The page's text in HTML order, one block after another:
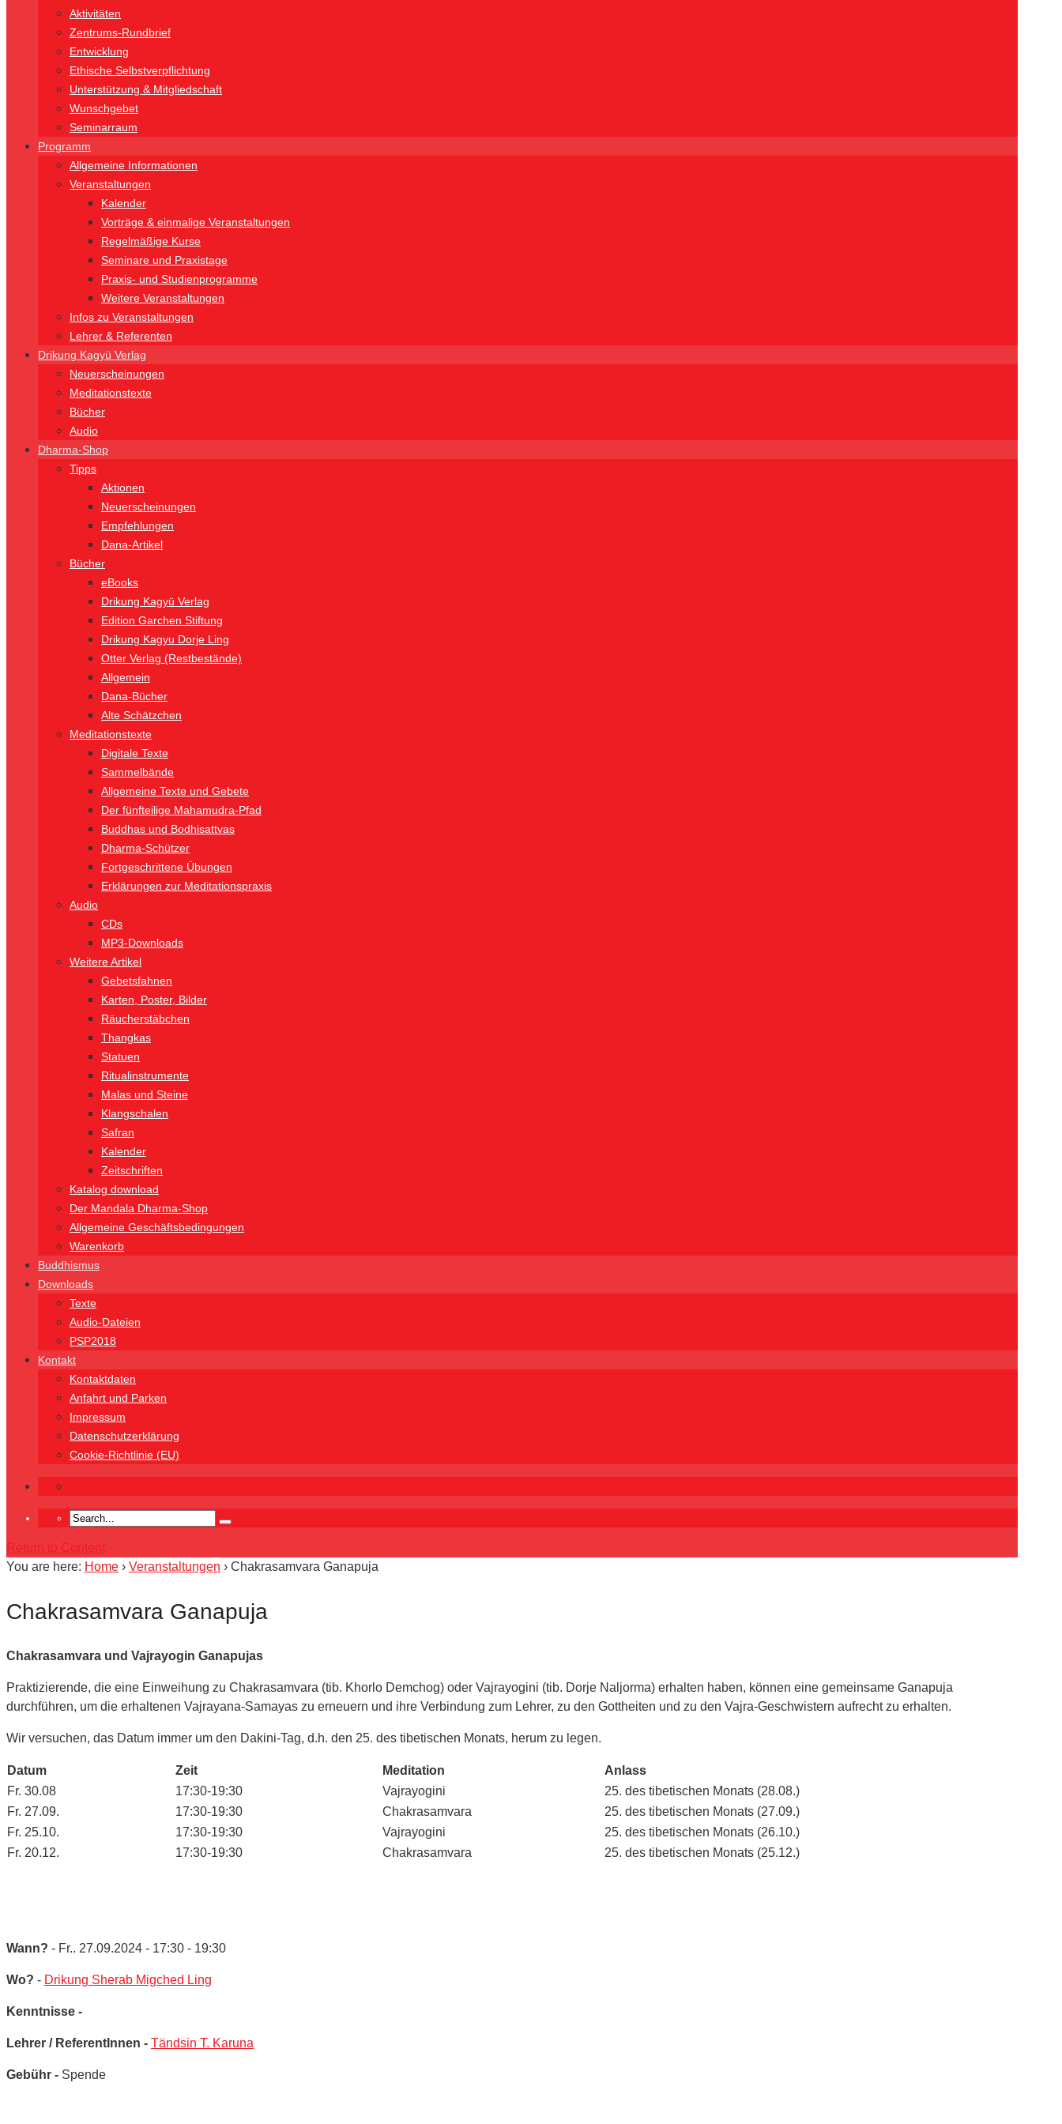
Aktivitäten
Zentrums-Rundbrief
Entwicklung
Ethische Selbstverpflichtung
Unterstützung & Mitgliedschaft
Wunschgebet
Seminarraum
Programm
Allgemeine Informationen
Veranstaltungen
Kalender
Vorträge & einmalige Veranstaltungen
Regelmäßige Kurse
Seminare und Praxistage
Praxis- und Studienprogramme
Weitere Veranstaltungen
Infos zu Veranstaltungen
Lehrer & Referenten
Drikung Kagyü Verlag
Neuerscheinungen
Meditationstexte
Bücher
Audio
Dharma-Shop
Tipps
Aktionen
Neuerscheinungen
Empfehlungen
Dana-Artikel
Bücher
eBooks
Drikung Kagyü Verlag
Edition Garchen Stiftung
Drikung Kagyu Dorje Ling
Otter Verlag (Restbestände)
Allgemein
Dana-Bücher
Alte Schätzchen
Meditationstexte
Digitale Texte
Sammelbände
Allgemeine Texte und Gebete
Der fünfteilige Mahamudra-Pfad
Buddhas und Bodhisattvas
Dharma-Schützer
Fortgeschrittene Übungen
Erklärungen zur Meditationspraxis
Audio
CDs
MP3-Downloads
Weitere Artikel
Gebetsfahnen
Karten, Poster, Bilder
Räucherstäbchen
Thangkas
Statuen
Ritualinstrumente
Malas und Steine
Klangschalen
Safran
Kalender
Zeitschriften
Katalog download
Der Mandala Dharma-Shop
Allgemeine Geschäftsbedingungen
Warenkorb
Buddhismus
Downloads
Texte
Audio-Dateien
PSP2018
Kontakt
Kontaktdaten
Anfahrt und Parken
Impressum
Datenschutzerklärung
Cookie-Richtlinie (EU)
Return to Content
You are here: Home › Veranstaltungen › Chakrasamvara Ganapuja
Chakrasamvara Ganapuja
Chakrasamvara und Vajrayogin Ganapujas
Praktizierende, die eine Einweihung zu Chakrasamvara (tib. Khorlo Demchog) oder Vajrayogini (tib. Dorje Naljorma) erhalten haben, können eine gemeinsame Ganapuja
durchführen, um die erhaltenen Vajrayana-Samayas zu erneuern und ihre Verbindung zum Lehrer, zu den Gottheiten und zu den Vajra-Geschwistern aufrecht zu erhalten.
Wir versuchen, das Datum immer um den Dakini-Tag, d.h. den 25. des tibetischen Monats, herum zu legen.
Datum Zeit Meditation
Anlass
Fr. 30.08
17:30-19:30 Vajrayogini
25. des tibetischen Monats (28.08.)
Fr. 27.09.
17:30-19:30 Chakrasamvara
25. des tibetischen Monats (27.09.)
Fr. 25.10.
17:30-19:30 Vajrayogini
25. des tibetischen Monats (26.10.)
Fr. 20.12.
17:30-19:30 Chakrasamvara 25. des tibetischen Monats (25.12.)
Wann? - Fr.. 27.09.2024 - 17:30 - 19:30
Wo? - Drikung Sherab Migched Ling
Kenntnisse -
Lehrer / ReferentInnen - Tändsin T. Karuna
Gebühr - Spende